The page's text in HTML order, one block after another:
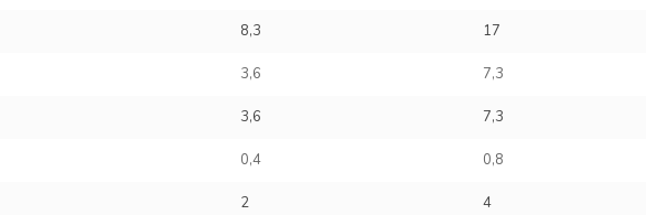
8,3 17
3,6 7,3
3,6 7,3
0,4 0,8
2 4